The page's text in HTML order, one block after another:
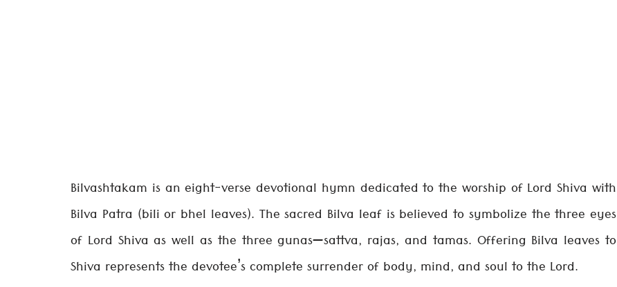
Bilvashtakam is an eight-verse devotional hymn dedicated to the worship of Lord Shiva with
Bilva Patra (bili or bhel leaves). The sacred Bilva leaf is believed to symbolize the three eyes
of Lord Shiva as well as the three gunas—sattva, rajas, and tamas. Offering Bilva leaves to
Shiva represents the devotee’s complete surrender of body, mind, and soul to the Lord.